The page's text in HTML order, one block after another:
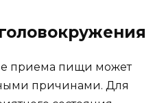
приема пищи может
причинами. Для